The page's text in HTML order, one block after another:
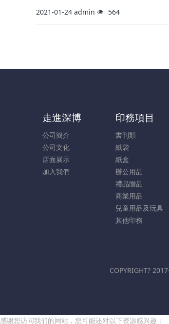
2021-01-24 admin 564
走進深博
公司簡介
公司文化
店面展示
加入我們
印務項目
書刊類
紙袋
紙盒
辦公用品
禮品贈品
商業用品
兒童用品及玩具
其他印務
COPYRIGHT?
感谢您访问我们的网站，您可能还对以下资源感兴趣：